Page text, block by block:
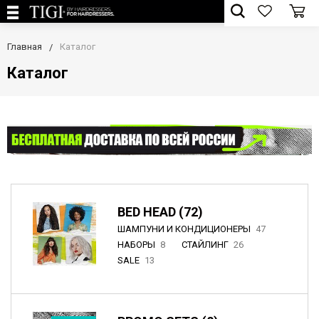
Главная Каталог
Каталог
BED HEAD (72)
ШАМПУНИ И КОНДИЦИОНЕРЫ 47
НАБОРЫ 8 СТАЙЛИНГ 26
SALE 13